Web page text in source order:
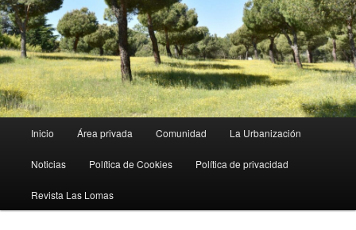
Inicio Área privada Comunidad La Urbanización
Noticias Política de Cookies Política de privacidad
Revista Las Lomas